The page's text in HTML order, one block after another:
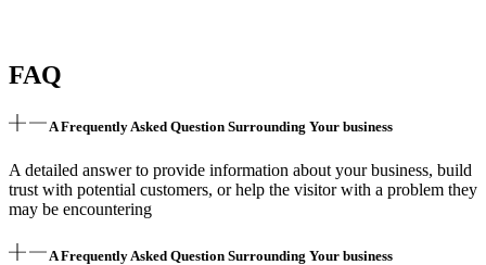
FAQ
A Frequently Asked Question Surrounding Your business
A detailed answer to provide information about your business, build
trust with potential customers, or help the visitor with a problem they
may be encountering
A Frequently Asked Question Surrounding Your business